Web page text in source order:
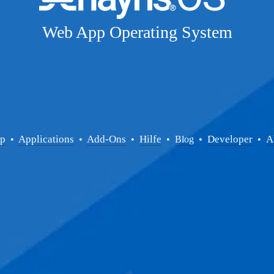
Web App Operating System
• Applications • Add-Ons • Hilfe • Blog • Developer •